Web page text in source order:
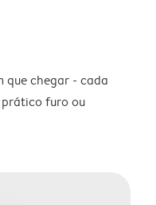
que chegar - cada
furo ou